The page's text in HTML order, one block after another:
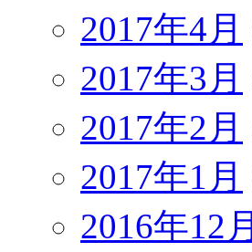
2017年4月
2017年3月
2017年2月
2017年1月
2016年12月